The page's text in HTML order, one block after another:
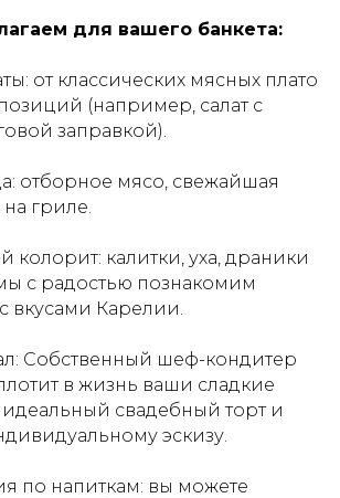
для вашего банкета:
от классических мясных плато
(например, салат с
заправкой).
отборное мясо, свежайшая
гриле.
колорит: калитки, уха, драники
с радостью познакомим
вкусами Карелии.
Собственный шеф-кондитер
в жизнь ваши сладкие
идеальный свадебный торт и
эскизу.
по напиткам: вы можете